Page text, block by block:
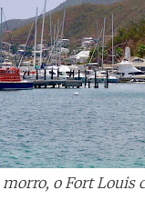
o Fort Louis